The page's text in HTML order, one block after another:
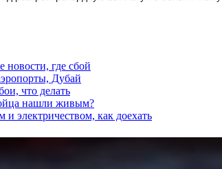
новости, где сбой
Дубай
что делать
нашли живым?
электричеством, как доехать